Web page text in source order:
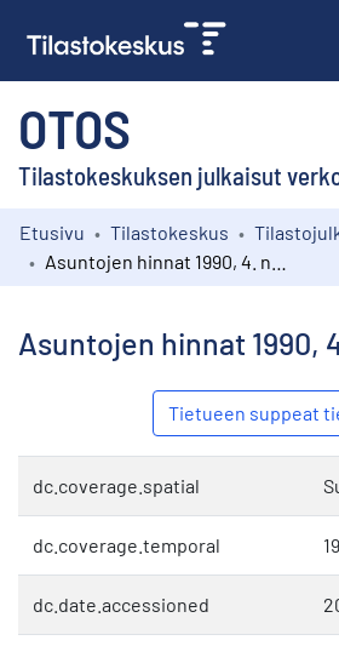
OTOS
Tilastokeskuksen julkaisut
Kokoelmat
Etusivu Tilastokeskus
Asuntojen hinnat 1990,
Tietueen suppeat
dc.coverage.spatial
dc.coverage.temporal
dc.date.accessioned